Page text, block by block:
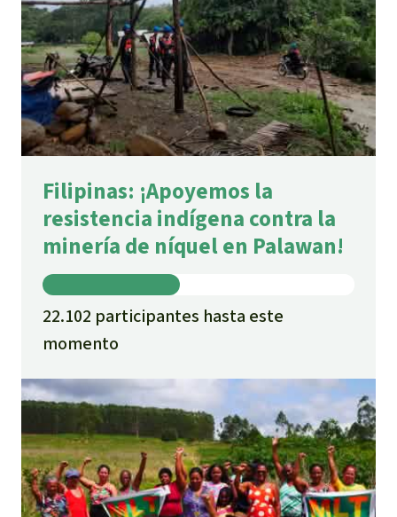
ore/bitstreams/e43e77eb-45e6-41b3-b8f3-
ee3d6d8f2d16/content
Filipinas: ¡Apoyemos la
resistencia indígena contra la
minería de níquel en Palawan!
22.102 participantes hasta este
momento